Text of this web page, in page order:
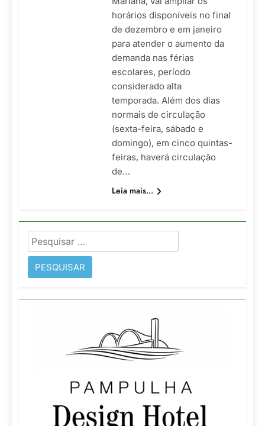
horários disponíveis no final
de dezembro e em janeiro
para atender o aumento da
demanda nas férias
escolares, período
considerado alta
temporada. Além dos dias
normais de circulação
(sexta-feira, sábado e
domingo), em cinco quintas-
feiras, haverá circulação
de…
Leia mais...
Pesquisar
por: